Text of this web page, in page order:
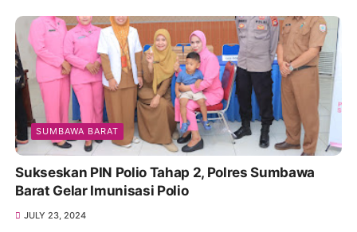
SUMBAWA BARAT
Sukseskan PIN Polio Tahap 2, Polres Sumbawa
Barat Gelar Imunisasi Polio
JULY 23, 2024